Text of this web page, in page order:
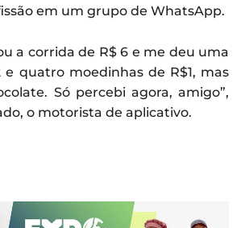
em um grupo de WhatsApp.
a corrida de R$ 6 e me deu uma
e quatro moedinhas de R$1, mas
Só percebi agora, amigo”,
o motorista de aplicativo.